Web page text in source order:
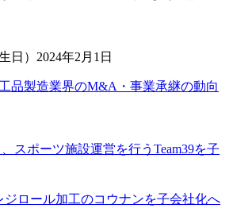
日）2024年2月1日
品製造業界のM&A・事業承継の動向
スポーツ施設運営を行うTeam39を子
ロール加工のコウナンを子会社化へ